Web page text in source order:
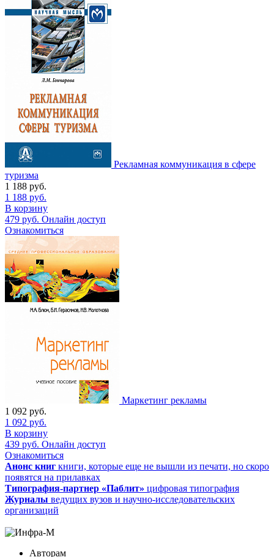
Рекламная коммуникация в сфере
туризма
1 188 руб.
1 188 руб.
В корзину
479 руб. Онлайн доступ
Ознакомиться
Маркетинг рекламы
1 092 руб.
1 092 руб.
В корзину
439 руб. Онлайн доступ
Ознакомиться
Анонс книг книги, которые еще не вышли из печати, но скоро
появятся на прилавках
Типография-партнер «Паблит» цифровая типография
Журналы ведущих вузов и научно-исследовательских
организаций
Авторам